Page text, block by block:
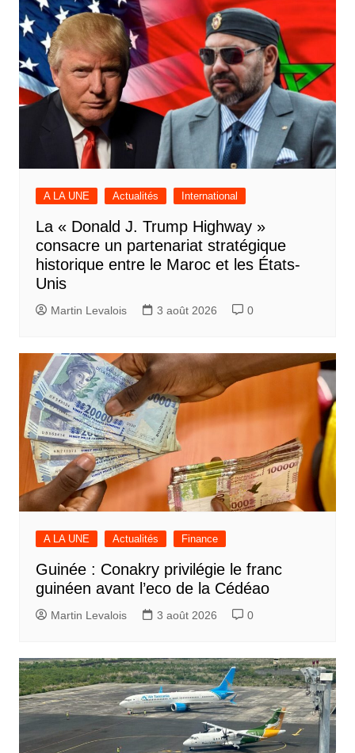
A LA UNE Actualités International
La « Donald J. Trump Highway »
consacre un partenariat stratégique
historique entre le Maroc et les États-
Unis
Martin Levalois 3 août 2026 0
A LA UNE Actualités Finance
Guinée : Conakry privilégie le franc
guinéen avant l’eco de la Cédéao
Martin Levalois 3 août 2026 0